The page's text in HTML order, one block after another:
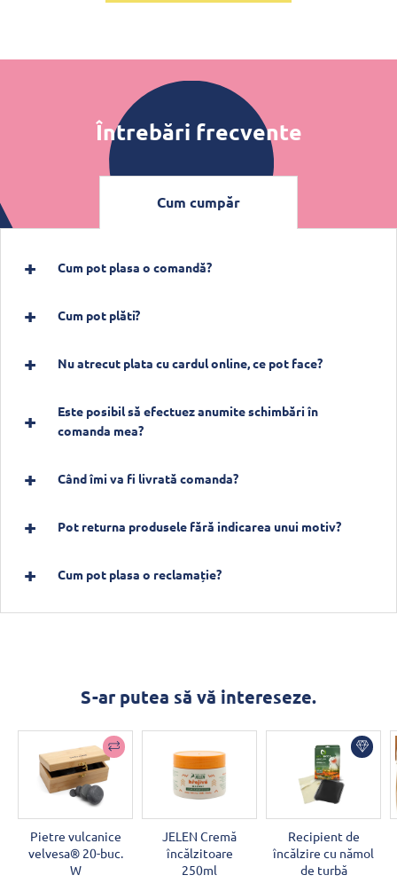
Întrebări frecvente
Cum cumpăr
Cum pot plasa o comandă?
Cum pot plăti?
Nu atrecut plata cu cardul online, ce pot face?
Este posibil să efectuez anumite schimbări în
comanda mea?
Când îmi va fi livrată comanda?
Pot returna produsele fără indicarea unui motiv?
Cum pot plasa o reclamație?
S-ar putea să vă intereseze.
Pietre vulcanice
velvesa® 20-buc.
W
JELEN Cremă
încălzitoare
250ml
Recipient de
încălzire cu nămol
de turbă